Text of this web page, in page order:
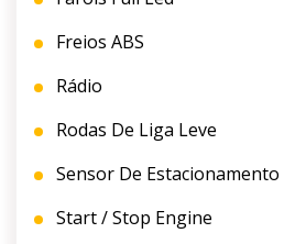
Freios ABS
Rádio
Rodas De Liga Leve
Sensor De Estacionamento
Start / Stop Engine